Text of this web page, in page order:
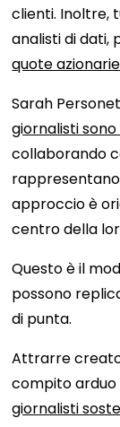
clienti. Inoltre,
analisti di
quote azionarie
Sarah
giornalisti
collaborando
approccio è
centro della
Questo è il
possono
di punta.
Attrarre
compito arduo
giornalisti